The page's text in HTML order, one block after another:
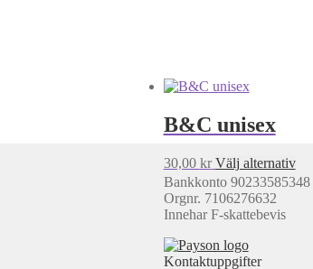
B&C unisex
30,00 kr Välj alternativDen
här
Bankkonto 90233585348
Orgnr. 7106276632
Innehar F-skattebevis
Kontaktuppgifter